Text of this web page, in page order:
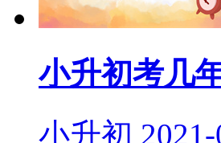
小升初考几
小升初